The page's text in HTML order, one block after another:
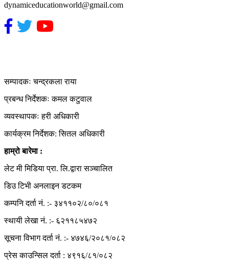
dynamiceducationworld@gmail.com
सम्पादकः चन्द्रकला राया
प्रबन्ध निर्देशकः कमल कटुवाल
व्यवस्थापकः हरी अधिकारी
कार्यक्रम निर्देशक: सितल अधिकारी
हाम्रो बारेमा :
लेट मी मिडिया प्रा. लि.द्वारा सञ्चालित
डिउ टिभी अनलाइन डटकम
कम्पनि दर्ता नं. :- ३४११०२/८०/०८१
स्थायी लेखा नं. :- ६२११८५४७२
सूचना विभाग दर्ता नं. :- ४७४६/२०८१/०८२
प्रेस काउन्सिल दर्ता : ४९१६/८१/०८२